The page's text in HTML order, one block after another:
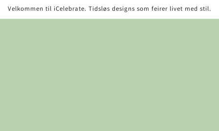
Velkommen til iCelebrate. Tidsløs designs som feirer livet med stil.